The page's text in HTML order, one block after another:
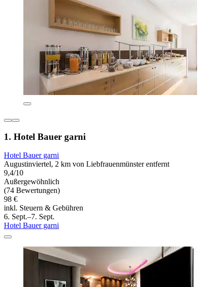
1. Hotel Bauer garni
Hotel Bauer garni
Augustinviertel, 2 km von Liebfrauenmünster entfernt
9,4/10
Außergewöhnlich
(74 Bewertungen)
98 €
inkl. Steuern & Gebühren
6. Sept.–7. Sept.
Hotel Bauer garni